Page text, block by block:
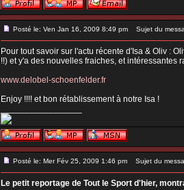
Posté le: Ven Jan 16, 2009 8:49 pm Sujet du
Pour tout savoir sur l'actu récente d'Isa & Oliv :
!!) et y'a des nouvelles fraiches, et intéressantes
www.delobel-schoenfelder.fr
Enjoy !!!! et bon rétablissement à notre Isa !
_________________
Posté le: Mer Fév 25, 2009 1:46 pm Sujet du
Le petit reportage de Tout le Sport d'hier,